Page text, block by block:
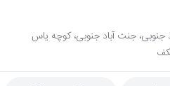
جنت آباد جنوبی، جنت آباد جنوبی، کوچه یاس